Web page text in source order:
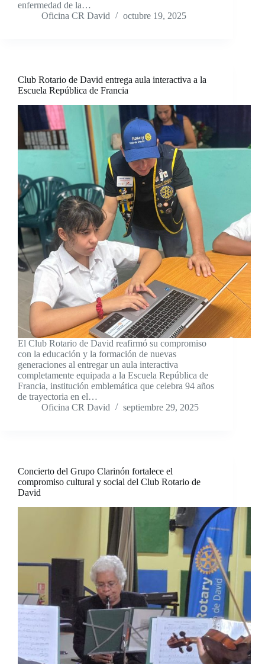
enfermedad de la…
Oficina CR David
octubre 19, 2025
Club Rotario de David entrega aula interactiva a la
Escuela República de Francia
El Club Rotario de David reafirmó su compromiso
con la educación y la formación de nuevas
generaciones al entregar un aula interactiva
completamente equipada a la Escuela República de
Francia, institución emblemática que celebra 94 años
de trayectoria en el…
Oficina CR David
septiembre 29, 2025
Concierto del Grupo Clarinón fortalece el
compromiso cultural y social del Club Rotario de
David